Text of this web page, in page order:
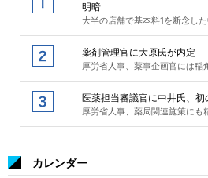
明暗
大半の店舗で基本料1を断念し
薬剤管理官に大原氏が内定
厚労省人事、薬事企画官には稲
医薬担当審議官に中井氏、初
厚労省人事、薬局関連施策にも
カレンダー